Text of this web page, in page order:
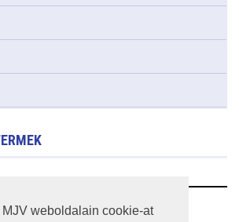
weboldalain cookie-at